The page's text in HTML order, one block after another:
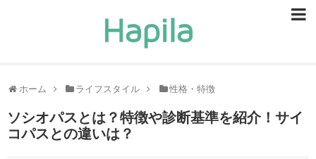
ホーム ライフスタイル 性格・特徴
ソシオパスとは？特徴や診断基準を紹介！サイ
コパスとの違いは？
ヘルスケア